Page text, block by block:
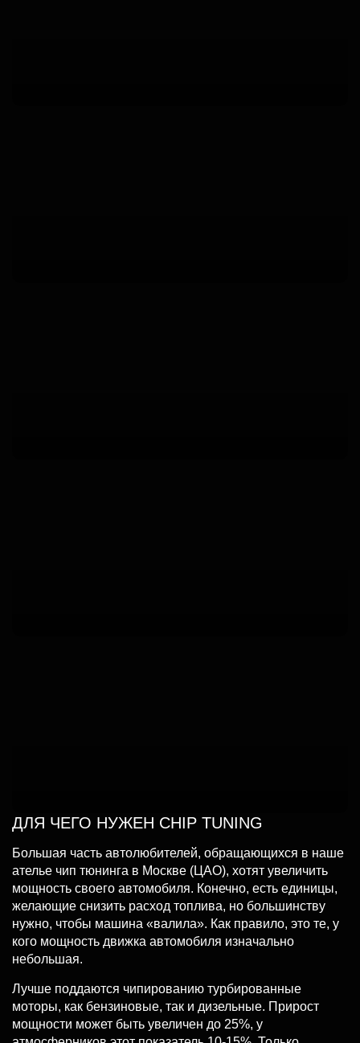
ДЛЯ ЧЕГО НУЖЕН CHIP TUNING
Большая часть автолюбителей, обращающихся в наше
ателье чип тюнинга в Москве (ЦАО), хотят увеличить
мощность своего автомобиля. Конечно, есть единицы,
желающие снизить расход топлива, но большинству
нужно, чтобы машина «валила». Как правило, это те, у
кого мощность движка автомобиля изначально
небольшая.
Лучше поддаются чипированию турбированные
моторы, как бензиновые, так и дизельные. Прирост
мощности может быть увеличен до 25%, у